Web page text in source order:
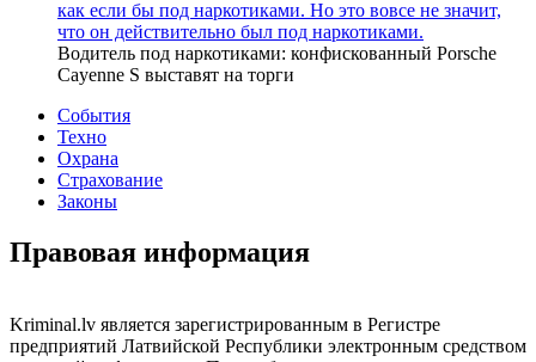
как если бы под наркотиками. Но это вовсе не значит,
что он действительно был под наркотиками.
Водитель под наркотиками: конфискованный Porsche
Cayenne S выставят на торги
События
Техно
Охрана
Страхование
Законы
Правовая информация
Kriminal.lv является зарегистрированным в Регистре
предприятий Латвийской Республики электронным средством